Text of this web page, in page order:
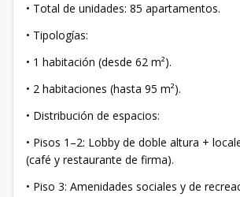
• Total de unidades: 85 apartamentos.
• Tipologías:
• 1 habitación (desde 62 m²).
• 2 habitaciones (hasta 95 m²).
• Distribución de espacios:
• Pisos 1–2: Lobby de doble altura +
(café y restaurante de firma).
• Piso 3: Amenidades sociales y de